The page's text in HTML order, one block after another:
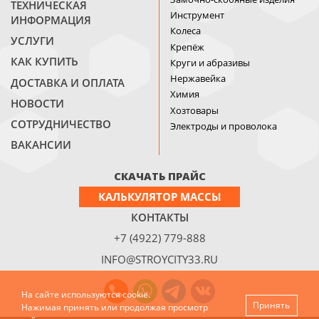
ТЕХНИЧЕСКАЯ
ИНФОРМАЦИЯ
УСЛУГИ
КАК КУПИТЬ
ДОСТАВКА И ОПЛАТА
НОВОСТИ
СОТРУДНИЧЕСТВО
ВАКАНСИИ
Инструмент
Колеса
Крепёж
Круги и абразивы
Нержавейка
Химия
Хозтовары
Электроды и проволока
СКАЧАТЬ ПРАЙС
КАЛЬКУЛЯТОР МАССЫ
КОНТАКТЫ
+7 (4922) 779-888
INFO@STROYCITY33.RU
На сайте используются cookie.
Нажимая принять или продолжая просмотр
Принять